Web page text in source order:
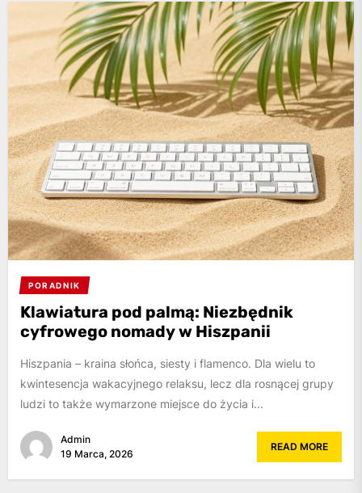
PORADNIK
Klawiatura pod palmą: Niezbędnik
cyfrowego nomady w Hiszpanii
Hiszpania – kraina słońca, siesty i flamenco. Dla wielu to
kwintesencja wakacyjnego relaksu, lecz dla rosnącej grupy
ludzi to także wymarzone miejsce do życia i...
Admin
19 Marca, 2026
READ MORE